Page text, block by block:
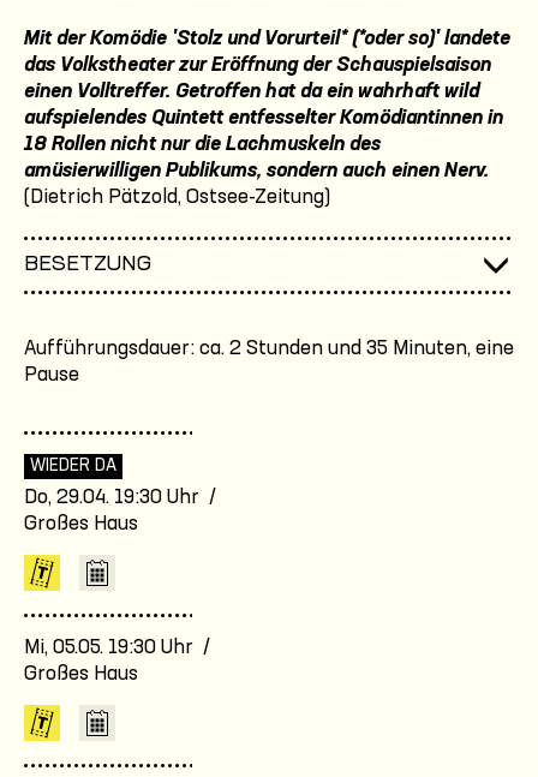
Mit der Komödie 'Stolz und Vorurteil* (*oder so)' landete
das Volkstheater zur Eröffnung der Schauspielsaison
einen Volltreffer. Getroffen hat da ein wahrhaft wild
aufspielendes Quintett entfesselter Komödiantinnen in
18 Rollen nicht nur die Lachmuskeln des
amüsierwilligen Publikums, sondern auch einen Nerv.
(Dietrich Pätzold, Ostsee-Zeitung)
BESETZUNG
Aufführungsdauer: ca. 2 Stunden und 35 Minuten, eine
Pause
WIEDER DA
Do, 29.04. 19:30 Uhr /
Großes Haus
Mi, 05.05. 19:30 Uhr /
Großes Haus